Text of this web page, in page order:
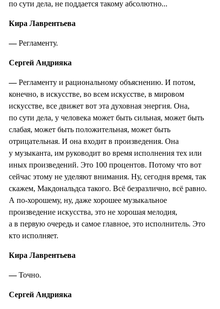
по сути дела, не поддается такому абсолютно...
Кира Лаврентьева
—Регламенту.
Сергей Андрияка
—Регламенту и рациональному объяснению. И потом,
конечно, в искусстве, во всем искусстве, в мировом
искусстве, все движет вот эта духовная энергия. Она,
по сути дела, у человека может быть сильная, может быть
слабая, может быть положительная, может быть
отрицательная. И она входит в произведения. Она
у музыканта, им руководит во время исполнения тех или
иных произведений. Это 100 процентов. Потому что вот
сейчас этому не уделяют внимания. Ну, сегодня время, так
скажем, Макдональдса такого. Всё безразлично, всё равно.
А по-хорошему, ну, даже хорошее музыкальное
произведение искусства, это не хорошая мелодия,
а в первую очередь и самое главное, это исполнитель. Это
кто исполняет.
Кира Лаврентьева
—Точно.
Сергей Андрияка